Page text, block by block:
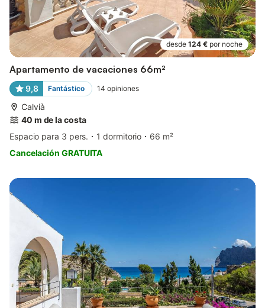
desde 124 € por noche
Apartamento de vacaciones 66m²
9,8 Fantástico 14 opiniones
Calvià
40 m de la costa
Espacio para 3 pers.
1 dormitorio
66 m²
Cancelación GRATUITA